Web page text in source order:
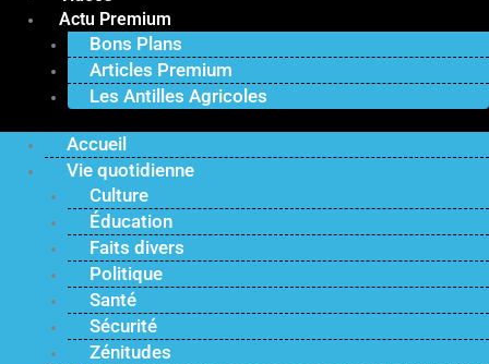
Actu Premium
Bons Plans
Articles Premium
Les Antilles Agricoles
Accueil
Vie quotidienne
Culture
Éducation
Faits divers
Politique
Santé
Sécurité
Zénitudes